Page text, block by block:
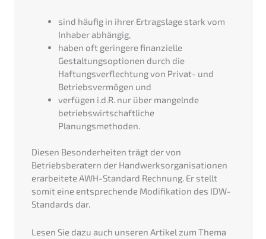
sind häufig in ihrer Ertragslage stark vom
Inhaber abhängig,
haben oft geringere finanzielle
Gestaltungsoptionen durch die
Haftungsverflechtung von Privat- und
Betriebsvermögen und
verfügen i.d.R. nur über mangelnde
betriebswirtschaftliche
Planungsmethoden.
Diesen Besonderheiten trägt der von
Betriebsberatern der Handwerksorganisationen
erarbeitete AWH-Standard Rechnung. Er stellt
somit eine entsprechende Modifikation des IDW-
Standards dar.
Lesen Sie dazu auch unseren Artikel zum Thema